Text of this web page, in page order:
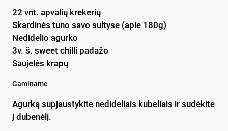
22 vnt. apvalių krekerių
Skardinės tuno savo sultyse (apie 180g)
Nedidelio agurko
3v. š. sweet chilli padažo
Saujelės krapų
Gaminame
Agurką supjaustykite nedideliais kubeliais ir sudėkite
į dubenėlį.